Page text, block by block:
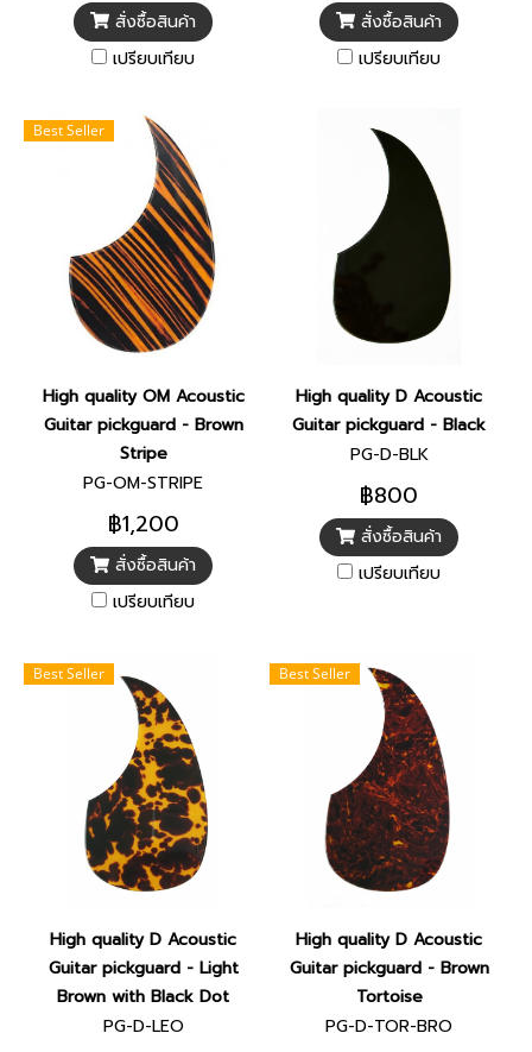
สั่งซื้อสินค้า
เปรียบเทียบ
สั่งซื้อสินค้า
เปรียบเทียบ
Best Seller
High quality OM Acoustic
Guitar pickguard - Brown
Stripe
PG-OM-STRIPE
฿1,200
สั่งซื้อสินค้า
เปรียบเทียบ
High quality D Acoustic
Guitar pickguard - Black
PG-D-BLK
฿800
สั่งซื้อสินค้า
เปรียบเทียบ
Best Seller
High quality D Acoustic
Guitar pickguard - Light
Brown with Black Dot
PG-D-LEO
Best Seller
High quality D Acoustic
Guitar pickguard - Brown
Tortoise
PG-D-TOR-BRO